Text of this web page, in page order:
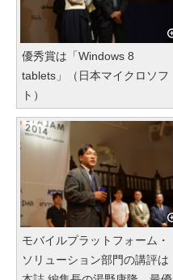
優秀賞は「Windows 8
tablets」（日本マイクロソフ
ト）
モバイルプラットフォーム・
ソリューション部門の講評は